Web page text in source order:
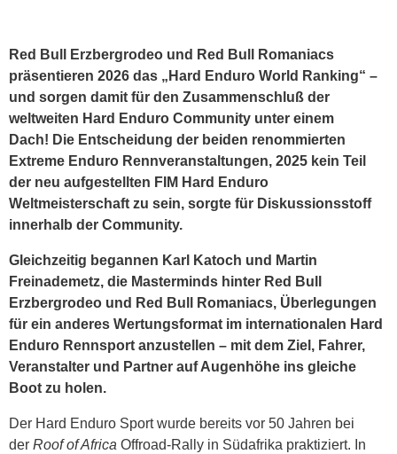
Red Bull Erzbergrodeo und Red Bull Romaniacs
präsentieren 2026 das „Hard Enduro World Ranking“ –
und sorgen damit für den Zusammenschluß der
weltweiten Hard Enduro Community unter einem
Dach! Die Entscheidung der beiden renommierten
Extreme Enduro Rennveranstaltungen, 2025 kein Teil
der neu aufgestellten FIM Hard Enduro
Weltmeisterschaft zu sein, sorgte für Diskussionsstoff
innerhalb der Community.
Gleichzeitig begannen Karl Katoch und Martin
Freinademetz, die Masterminds hinter Red Bull
Erzbergrodeo und Red Bull Romaniacs, Überlegungen
für ein anderes Wertungsformat im internationalen Hard
Enduro Rennsport anzustellen – mit dem Ziel, Fahrer,
Veranstalter und Partner auf Augenhöhe ins gleiche
Boot zu holen.
Der Hard Enduro Sport wurde bereits vor 50 Jahren bei
der Roof of Africa Offroad-Rally in Südafrika praktiziert. In